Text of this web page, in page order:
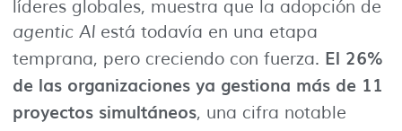
líderes globales, muestra que la adopción de
agentic AI está todavía en una etapa
temprana, pero creciendo con fuerza. El 26%
de las organizaciones ya gestiona más de 11
proyectos simultáneos, una cifra notable